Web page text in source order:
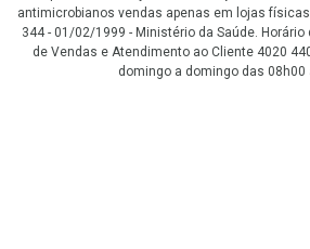
antimicrobianos vendas apenas em lojas
344 - 01/02/1999 - Ministério da Saúde.
de Vendas e Atendimento ao Cliente 4020
domingo a domingo das 08h00